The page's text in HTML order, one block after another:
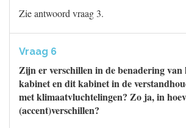
Zie antwoord vraag 3.
Vraag 6
Zijn er verschillen in de benadering van
kabinet en dit kabinet in de
met klimaatvluchtelingen? Zo ja, in
(accent)verschillen?